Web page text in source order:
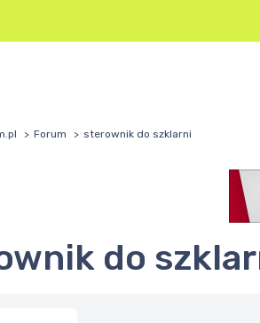
Forum sterownik do szklarni
do